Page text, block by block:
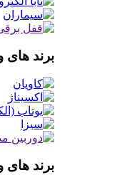
برند های
برند های